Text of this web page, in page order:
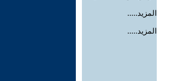
المزيد.....
المزيد.....